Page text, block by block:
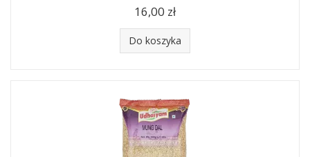
16,00 zł
Do koszyka